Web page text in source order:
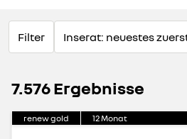
Filter
7.576 Ergebnisse
renew gold 12Monat